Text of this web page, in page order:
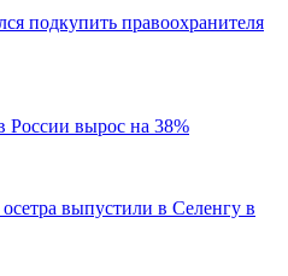
подкупить правоохранителя
России вырос на 38%
выпустили в Селенгу в